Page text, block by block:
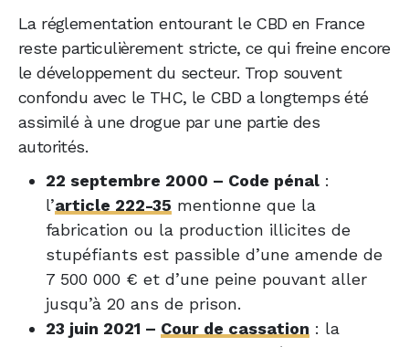
La réglementation entourant le CBD en France
reste particulièrement stricte, ce qui freine encore
le développement du secteur. Trop souvent
confondu avec le THC, le CBD a longtemps été
assimilé à une drogue par une partie des
autorités.
22 septembre 2000 – Code pénal :
l’article 222-35 mentionne que la
fabrication ou la production illicites de
stupéfiants est passible d’une amende de
7 500 000 € et d’une peine pouvant aller
jusqu’à 20 ans de prison.
23 juin 2021 – Cour de cassation : la